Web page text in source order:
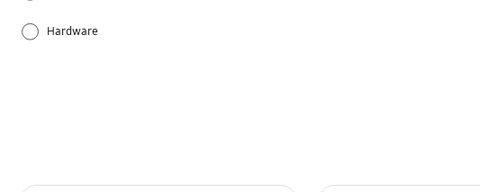
Hardware